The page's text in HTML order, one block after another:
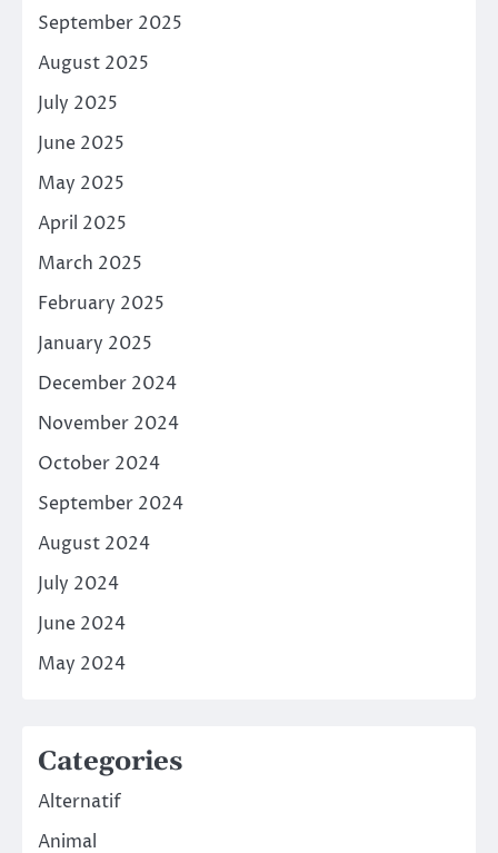
September 2025
August 2025
July 2025
June 2025
May 2025
April 2025
March 2025
February 2025
January 2025
December 2024
November 2024
October 2024
September 2024
August 2024
July 2024
June 2024
May 2024
Categories
Alternatif
Animal